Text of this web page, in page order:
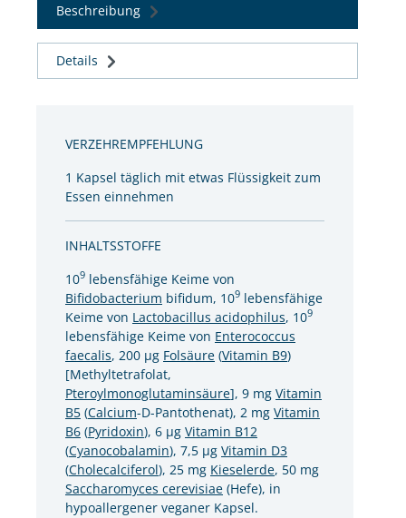
Beschreibung
Details
VERZEHREMPFEHLUNG
1 Kapsel täglich mit etwas Flüssigkeit zum
Essen einnehmen
INHALTSSTOFFE
109 lebensfähige Keime von
Bifidobacterium bifidum, 109 lebensfähige
Keime von Lactobacillus acidophilus, 109
lebensfähige Keime von Enterococcus
faecalis, 200 µg Folsäure (Vitamin B9)
[Methyltetrafolat,
Pteroylmonoglutaminsäure], 9 mg Vitamin
B5 (Calcium-D-Pantothenat), 2 mg Vitamin
B6 (Pyridoxin), 6 µg Vitamin B12
(Cyanocobalamin), 7,5 µg Vitamin D3
(Cholecalciferol), 25 mg Kieselerde, 50 mg
Saccharomyces cerevisiae (Hefe), in
hypoallergener veganer Kapsel.